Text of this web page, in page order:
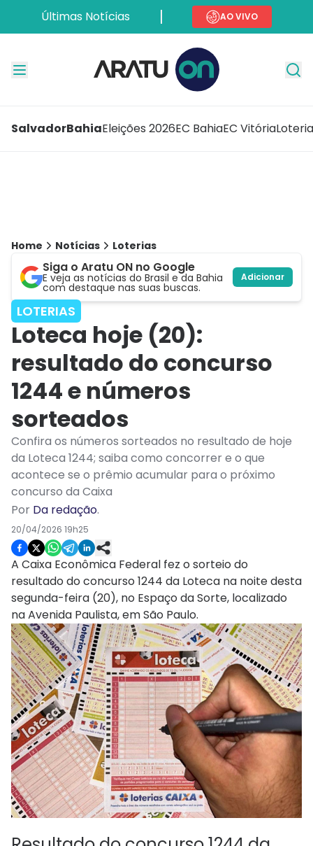
Últimas Notícias AO VIVO
SalvadorBahiaEleições 2026EC BahiaEC Vitória
Home Notícias Loterias
Siga o Aratu ON no Google
E veja as notícias do Brasil e da Bahia
com destaque nas suas buscas.
Adicionar
LOTERIAS
Loteca hoje (20):
resultado do concurso
1244 e números
sorteados
Confira os números sorteados no resultado de hoje
da Loteca 1244; saiba como concorrer e o que
acontece se o prêmio acumular para o próximo
concurso da Caixa
Por Da redação.
20/04/2026 19h25
A Caixa Econômica Federal fez o sorteio do
resultado do concurso 1244 da Loteca na noite desta
segunda-feira (20), no Espaço da Sorte, localizado
na Avenida Paulista, em São Paulo.